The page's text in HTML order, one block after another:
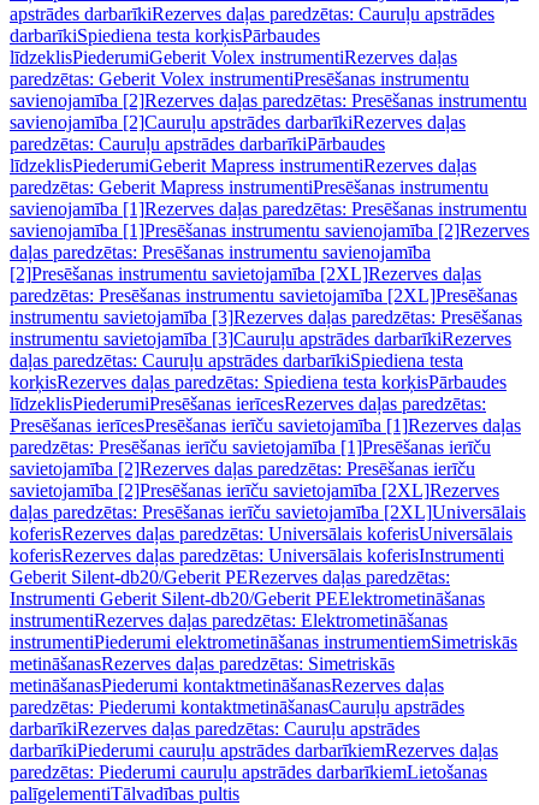
apstrādes darbarīkiRezerves daļas paredzētas: Cauruļu apstrādes
darbarīkiSpiediena testa korķisPārbaudes
līdzeklisPiederumiGeberit Volex instrumentiRezerves daļas
paredzētas: Geberit Volex instrumentiPresēšanas instrumentu
savienojamība [2]Rezerves daļas paredzētas: Presēšanas instrumentu
savienojamība [2]Cauruļu apstrādes darbarīkiRezerves daļas
paredzētas: Cauruļu apstrādes darbarīkiPārbaudes
līdzeklisPiederumiGeberit Mapress instrumentiRezerves daļas
paredzētas: Geberit Mapress instrumentiPresēšanas instrumentu
savienojamība [1]Rezerves daļas paredzētas: Presēšanas instrumentu
savienojamība [1]Presēšanas instrumentu savienojamība [2]Rezerves
daļas paredzētas: Presēšanas instrumentu savienojamība
[2]Presēšanas instrumentu savietojamība [2XL]Rezerves daļas
paredzētas: Presēšanas instrumentu savietojamība [2XL]Presēšanas
instrumentu savietojamība [3]Rezerves daļas paredzētas: Presēšanas
instrumentu savietojamība [3]Cauruļu apstrādes darbarīkiRezerves
daļas paredzētas: Cauruļu apstrādes darbarīkiSpiediena testa
korķisRezerves daļas paredzētas: Spiediena testa korķisPārbaudes
līdzeklisPiederumiPresēšanas ierīcesRezerves daļas paredzētas:
Presēšanas ierīcesPresēšanas ierīču savietojamība [1]Rezerves daļas
paredzētas: Presēšanas ierīču savietojamība [1]Presēšanas ierīču
savietojamība [2]Rezerves daļas paredzētas: Presēšanas ierīču
savietojamība [2]Presēšanas ierīču savietojamība [2XL]Rezerves
daļas paredzētas: Presēšanas ierīču savietojamība [2XL]Universālais
koferisRezerves daļas paredzētas: Universālais koferisUniversālais
koferisRezerves daļas paredzētas: Universālais koferisInstrumenti
Geberit Silent-db20/Geberit PERezerves daļas paredzētas:
Instrumenti Geberit Silent-db20/Geberit PEElektrometināšanas
instrumentiRezerves daļas paredzētas: Elektrometināšanas
instrumentiPiederumi elektrometināšanas instrumentiemSimetriskās
metināšanasRezerves daļas paredzētas: Simetriskās
metināšanasPiederumi kontaktmetināšanasRezerves daļas
paredzētas: Piederumi kontaktmetināšanasCauruļu apstrādes
darbarīkiRezerves daļas paredzētas: Cauruļu apstrādes
darbarīkiPiederumi cauruļu apstrādes darbarīkiemRezerves daļas
paredzētas: Piederumi cauruļu apstrādes darbarīkiemLietošanas
palīgelementiTālvadības pultis